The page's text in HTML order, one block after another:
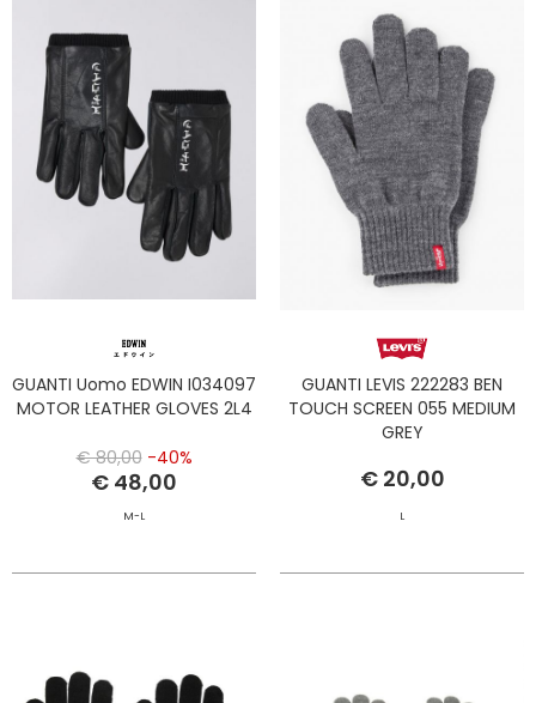
GUANTI Uomo EDWIN I034097
MOTOR LEATHER GLOVES 2L4
€ 80,00 -40%
€ 48,00
M-L
GUANTI LEVIS 222283 BEN
TOUCH SCREEN 055 MEDIUM
GREY
€ 20,00
L